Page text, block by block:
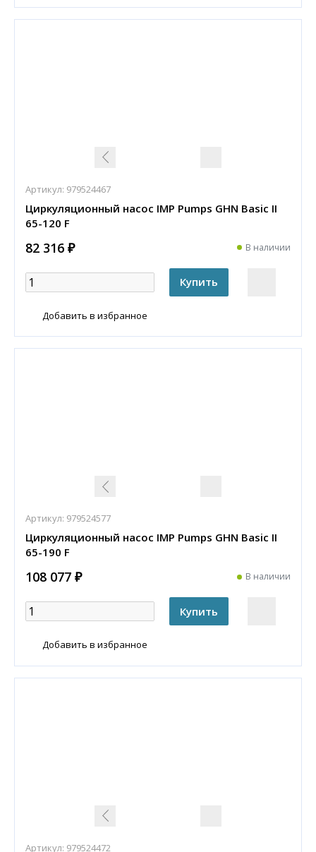
Артикул: 979524467
Циркуляционный насос IMP Pumps GHN Basic II
65-120 F
82 316 ₽ В наличии
Добавить в избранное
Артикул: 979524577
Циркуляционный насос IMP Pumps GHN Basic II
65-190 F
108 077 ₽ В наличии
Добавить в избранное
Артикул: 979524472